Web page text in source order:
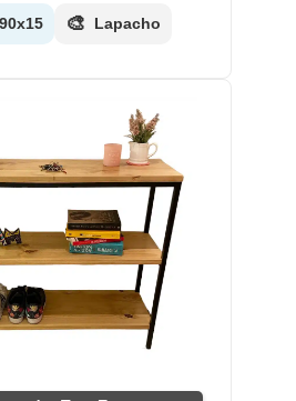
🎨 Lapacho